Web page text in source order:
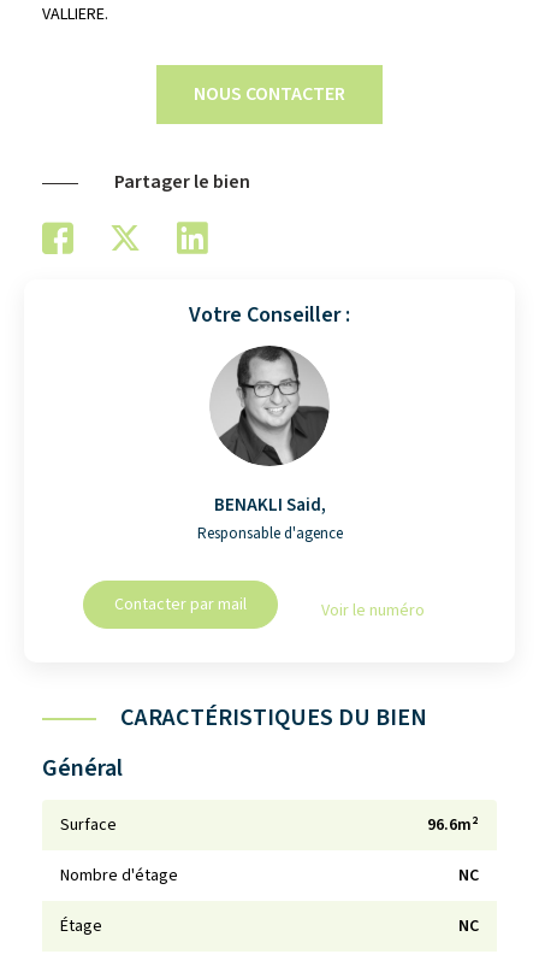
VALLIERE.
NOUS CONTACTER
Partager le bien
Votre Conseiller :
BENAKLI Said,
Responsable d'agence
Contacter par mail Voir le numéro
CARACTÉRISTIQUES DU BIEN
Général
Surface 96.6m²
Nombre d'étage NC
Étage NC